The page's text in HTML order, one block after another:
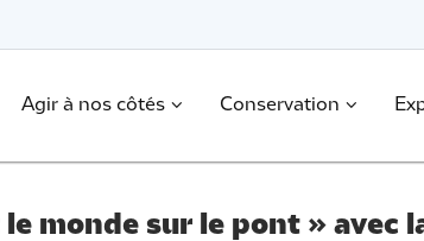
Agir à nos côtés Conservation
monde sur le pont » avec